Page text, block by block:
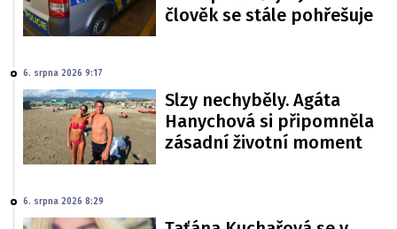
člověk se stále pohřešuje
6. srpna 2026 9:17
Slzy nechyběly. Agáta
Hanychová si připomněla
zásadní životní moment
6. srpna 2026 8:29